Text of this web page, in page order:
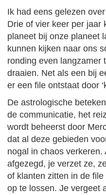
Ik had eens gelezen
Drie of vier keer per jaar
planeet bij onze planeet
kunnen kijken naar ons
ronding even langzamer
draaien. Net als een bij
er een file ontstaat door
De astrologische
de communicatie, het
wordt beheerst door
dat al deze gebieden
nogal in chaos verkeren.
afgezegd, je verzet ze,
of klanten zitten in de
op te lossen. Je vergeet